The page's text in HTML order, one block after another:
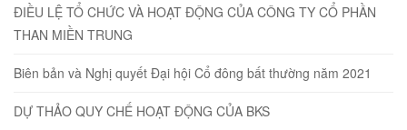
ĐIỀU LỆ TỔ CHỨC VÀ HOẠT ĐỘNG CỦA CÔNG TY CỔ PHẦN
THAN MIỀN TRUNG
Biên bản và Nghị quyết Đại hội Cổ đông bất thường năm 2021
DỰ THẢO QUY CHẾ HOẠT ĐỘNG CỦA BKS